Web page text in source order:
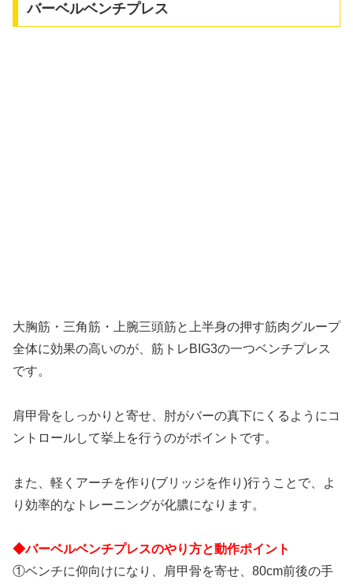
バーベルベンチプレス
大胸筋・三角筋・上腕三頭筋と上半身の押す筋肉グループ
全体に効果の高いのが、筋トレBIG3の一つベンチプレス
です。
肩甲骨をしっかりと寄せ、肘がバーの真下にくるようにコ
ントロールして挙上を行うのがポイントです。
また、軽くアーチを作り(ブリッジを作り)行うことで、よ
り効率的なトレーニングが化膿になります。
◆バーベルベンチプレスのやり方と動作ポイント
①ベンチに仰向けになり、肩甲骨を寄せ、80cm前後の手